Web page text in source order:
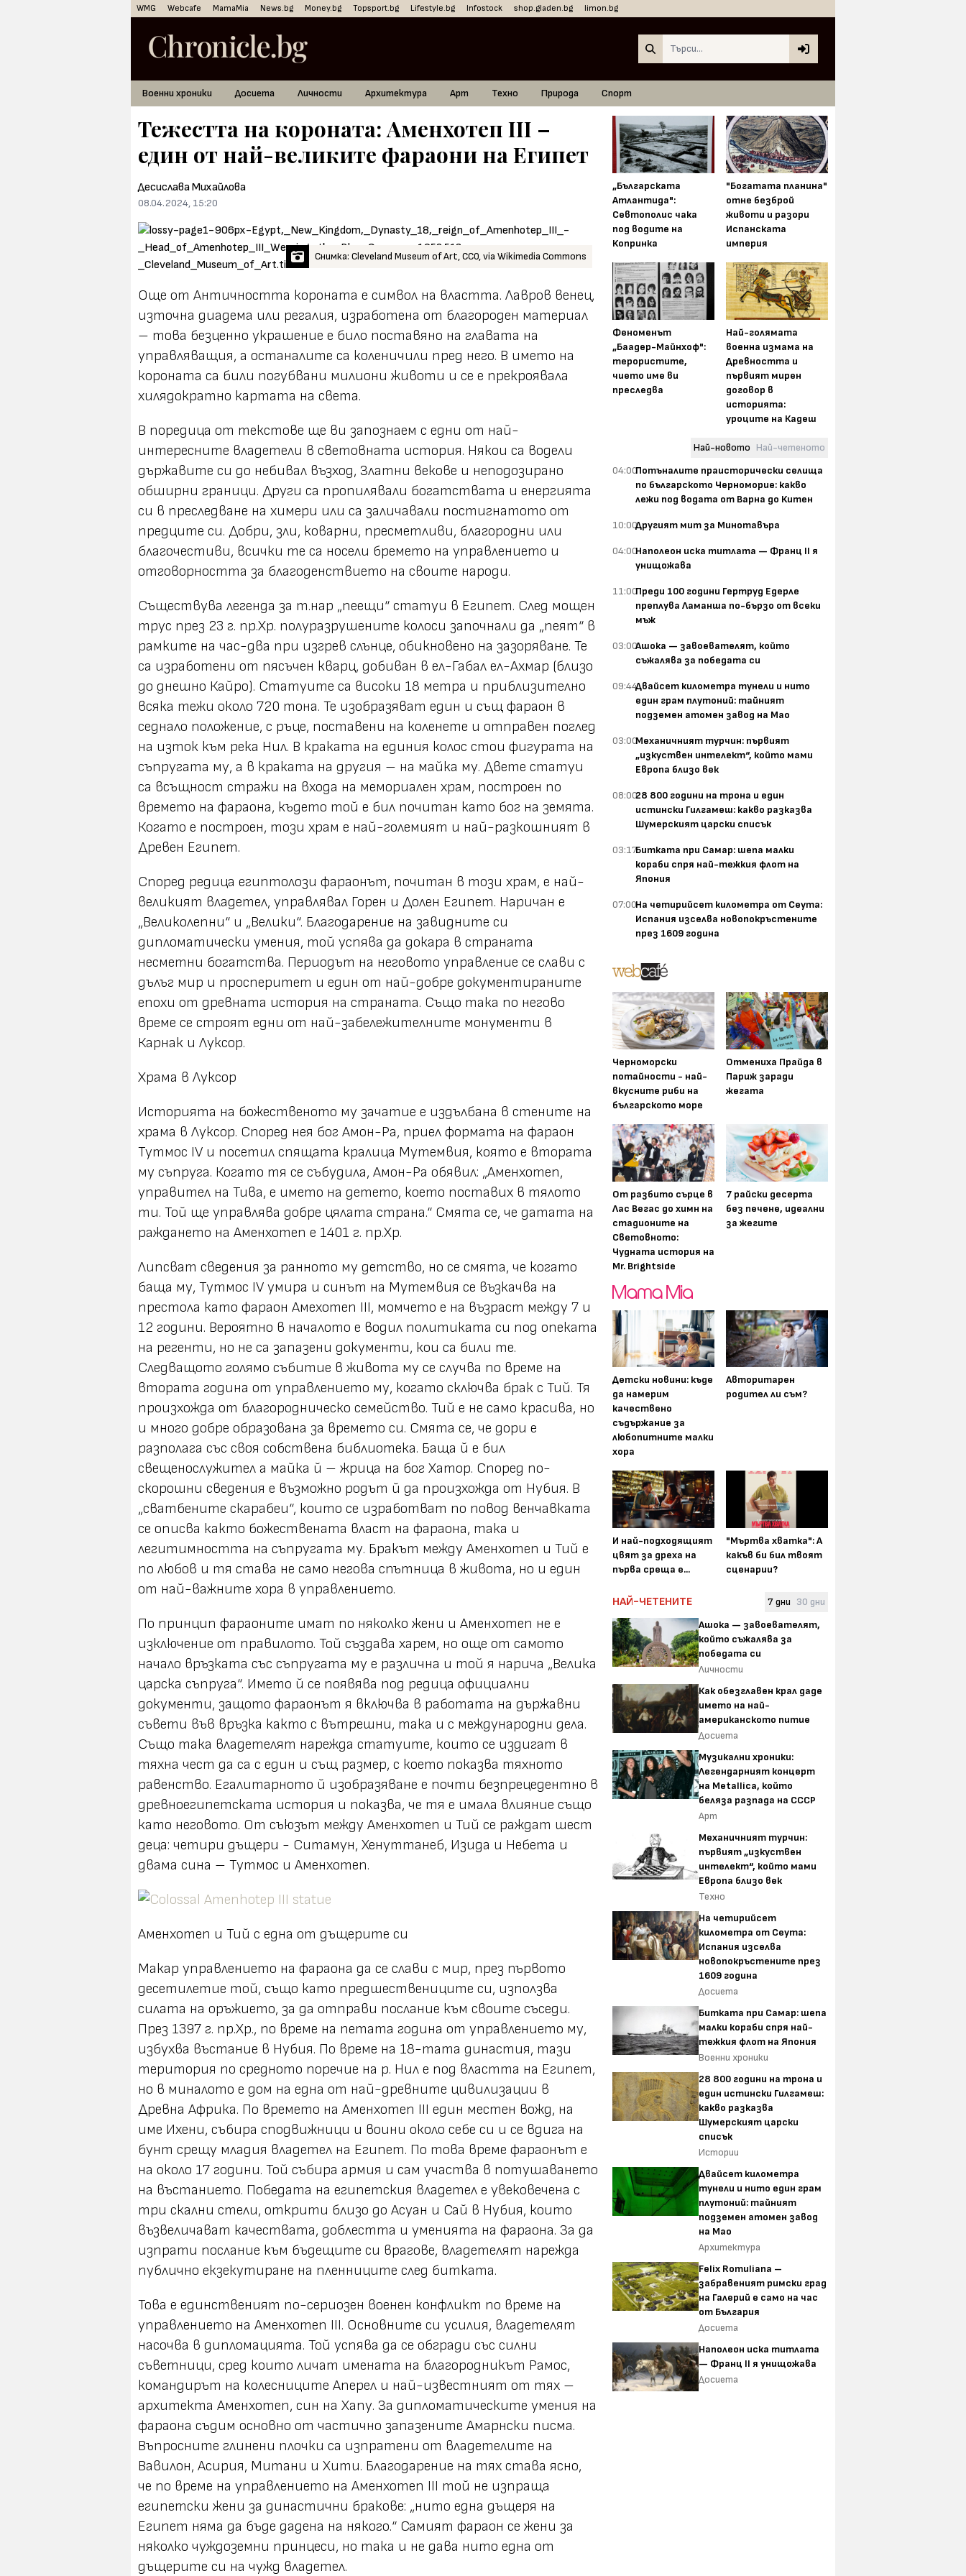
WMG Webcafe MamaMia News.bg Money.bg Topsport.bg Lifestyle.bg Infostock shop.gladen.bg limon.bg
Военни хроники Досиета Личности Архитектура Арт Техно Природа Спорт
Тежестта на короната: Аменхотеп III –
един от най-великите фараони на Египет
Десислава Михайлова
08.04.2024, 15:20
Снимка: Cleveland Museum of Art, CC0, via Wikimedia Commons
Още от Античността короната е символ на властта. Лавров венец,
източна диадема или регалия, изработена от благороден материал
– това безценно украшение е било поставяно на главата на
управляващия, а останалите са коленичили пред него. В името на
короната са били погубвани милиони животи и се е прекроявала
хилядократно картата на света.
В поредица от текстове ще ви запознаем с едни от най-
интересните владетели в световната история. Някои са водели
държавите си до небивал възход, Златни векове и неподозирано
обширни граници. Други са пропилявали богатствата и енергията
си в преследване на химери или са заличавали постигнатото от
предците си. Добри, зли, коварни, пресметливи, благородни или
благочестиви, всички те са носели бремето на управлението и
отговорността за благоденствието на своите народи.
Съществува легенда за т.нар „пеещи“ статуи в Египет. След мощен
трус през 23 г. пр.Хр. полуразрушените колоси започнали да „пеят“ в
рамките на час-два при изгрев слънце, обикновено на зазоряване. Те
са изработени от пясъчен кварц, добиван в ел-Габал ел-Ахмар (близо
до днешно Кайро). Статуите са високи 18 метра и приблизително
всяка тежи около 720 тона. Те изобразяват един и същ фараон в
седнало положение, с ръце, поставени на коленете и отправен поглед
на изток към река Нил. В краката на единия колос стои фигурата на
съпругата му, а в краката на другия – на майка му. Двете статуи
са всъщност стражи на входа на мемориален храм, построен по
времето на фараона, където той е бил почитан като бог на земята.
Когато е построен, този храм е най-големият и най-разкошният в
Древен Египет.
Според редица египтолози фараонът, почитан в този храм, е най-
великият владетел, управлявал Горен и Долен Египет. Наричан е
„Великолепни“ и „Велики“. Благодарение на завидните си
дипломатически умения, той успява да докара в страната
несметни богатства. Периодът на неговото управление се слави с
дълъг мир и просперитет и един от най-добре документираните
епохи от древната история на страната. Също така по негово
време се строят едни от най-забележителните монументи в
Карнак и Луксор.
Храма в Луксор
Историята на божественото му зачатие е издълбана в стените на
храма в Луксор. Според нея бог Амон-Ра, приел формата на фараон
Тутмос IV и посетил спящата кралица Мутемвия, която е втората
му съпруга. Когато тя се събудила, Амон-Ра обявил: „Аменхотеп,
управител на Тива, е името на детето, което поставих в тялото
ти. Той ще управлява добре цялата страна.“ Смята се, че датата на
раждането на Аменхотеп е 1401 г. пр.Хр.
Липсват сведения за ранното му детство, но се смята, че когато
баща му, Тутмос IV умира и синът на Мутемвия се възкачва на
престола като фараон Амехотеп III, момчето е на възраст между 7 и
12 години. Вероятно в началото е водил политиката си под опеката
на регенти, но не са запазени документи, кои са били те.
Следващото голямо събитие в живота му се случва по време на
втората година от управлението му, когато сключва брак с Тий. Тя
произхожда от благородническо семейство. Тий е не само красива, но
и много добре образована за времето си. Смята се, че дори е
разполага със своя собствена библиотека. Баща й е бил
свещенослужител а майка й – жрица на бог Хатор. Според по-
скорошни сведения е възможно родът й да произхожда от Нубия. В
„сватбените скарабеи“, които се изработват по повод венчавката
се описва както божествената власт на фараона, така и
легитимността на съпругата му. Бракът между Аменхотеп и Тий е
по любов и тя става не само негова спътница в живота, но и един
от най-важните хора в управлението.
По принцип фараоните имат по няколко жени и Аменхотеп не е
изключение от правилото. Той създава харем, но още от самото
начало връзката със съпругата му е различна и той я нарича „Велика
царска съпруга“. Името й се появява под редица официални
документи, защото фараонът я включва в работата на държавни
съвети във връзка както с вътрешни, така и с международни дела.
Също така владетелят нарежда статуите, които се издигат в
тяхна чест да са с един и същ размер, с което показва тяхното
равенство. Егалитарното й изобразяване е почти безпрецедентно в
древноегипетската история и показва, че тя е имала влияние също
като неговото. От съюзът между Аменхотеп и Тий се раждат шест
деца: четири дъщери - Ситамун, Хенуттанеб, Изида и Небета и
двама сина – Тутмос и Аменхотеп.
Аменхотеп и Тий с една от дъщерите си
Макар управлението на фараона да се слави с мир, през първото
десетилетие той, също като предшествениците си, използва
силата на оръжието, за да отправи послание към своите съседи.
През 1397 г. пр.Хр., по време на петата година от управлението му,
избухва въстание в Нубия. По време на 18-тата династия, тази
територия по средното поречие на р. Нил е под властта на Египет,
но в миналото е дом на една от най-древните цивилизации в
Древна Африка. По времето на Аменхотеп III един местен вожд, на
име Ихени, събира сподвижници и воини около себе си и се вдига на
бунт срещу младия владетел на Египет. По това време фараонът е
на около 17 години. Той събира армия и сам участва в потушаването
на въстанието. Победата на египетския владетел е увековечена с
три скални стели, открити близо до Асуан и Сай в Нубия, които
възвеличават качествата, доблестта и уменията на фараона. За да
изпрати послание към бъдещите си врагове, владетелят нарежда
публично екзекутиране на пленниците след битката.
Това е единственият по-сериозен военен конфликт по време на
управлението на Аменхотеп III. Основните си усилия, владетелят
насочва в дипломацията. Той успява да се обгради със силни
съветници, сред които личат имената на благородникът Рамос,
командирът на колесниците Аперел и най-известният от тях –
архитекта Аменхотеп, син на Хапу. За дипломатическите умения на
фараона съдим основно от частично запазените Амарнски писма.
Въпросните глинени плочки са изпратени от владетелите на
Вавилон, Асирия, Митани и Хити. Благодарение на тях става ясно,
че по време на управлението на Аменхотеп III той не изпраща
египетски жени за династични бракове: „нито една дъщеря на
Египет няма да бъде дадена на някого.“ Самият фараон се жени за
няколко чуждоземни принцеси, но така и не дава нито една от
дъщерите си на чужд владетел.
„Българската
Атлантида":
Севтополис чака
под водите на
Копринка
"Богатата планина"
отне безброй
животи и разори
Испанската
империя
Феноменът
„Баадер-Майнхоф":
терористите,
чието име ви
преследва
Най-голямата
военна измама на
Древността и
първият мирен
договор в
историята:
уроците на Кадеш
Най-новото Най-четеното
04:00Потъналите праисторически селища
по българското Черноморие: какво
лежи под водата от Варна до Китен
10:00Другият мит за Минотавъра
04:00Наполеон иска титлата — Франц II я
унищожава
11:00Преди 100 години Гертруд Едерле
преплува Ламанша по-бързо от всеки
мъж
03:00Ашока — завоевателят, който
съжалява за победата си
09:44Двайсет километра тунели и нито
един грам плутоний: тайният
подземен атомен завод на Мао
03:00Механичният турчин: първият
„изкуствен интелект“, който мами
Европа близо век
08:0028 800 години на трона и един
истински Гилгамеш: какво разказва
Шумерският царски списък
03:17Битката при Самар: шепа малки
кораби спря най-тежкия флот на
Япония
07:00На четирийсет километра от Сеута:
Испания изселва новопокръстените
през 1609 година
Черноморски
потайности - най-
вкусните риби на
българското море
Отмениха Прайда в
Париж заради
жегата
От разбито сърце в
Лас Вегас до химн на
стадионите на
Световното:
Чудната история на
Mr. Brightside
7 райски десерта
без печене, идеални
за жегите
Детски новини: къде
да намерим
качествено
съдържание за
любопитните малки
хора
Авторитарен
родител ли съм?
И най-подходящият
цвят за дреха на
първа среща е...
"Мъртва хватка": А
какъв би бил твоят
сценарии?
НАЙ-ЧЕТЕНИТЕ 7 дни 30 дни
Ашока — завоевателят,
който съжалява за
победата си
Личности
Как обезглавен крал даде
името на най-
американското питие
Досиета
Музикални хроники:
Легендарният концерт
на Metallica, който
беляза разпада на СССР
Арт
Механичният турчин:
първият „изкуствен
интелект“, който мами
Европа близо век
Техно
На четирийсет
километра от Сеута:
Испания изселва
новопокръстените през
1609 година
Досиета
Битката при Самар: шепа
малки кораби спря най-
тежкия флот на Япония
Военни хроники
28 800 години на трона и
един истински Гилгамеш:
какво разказва
Шумерският царски
списък
Истории
Двайсет километра
тунели и нито един грам
плутоний: тайният
подземен атомен завод
на Мао
Архитектура
Felix Romuliana –
забравеният римски град
на Галерий е само на час
от България
Досиета
Наполеон иска титлата
— Франц II я унищожава
Досиета